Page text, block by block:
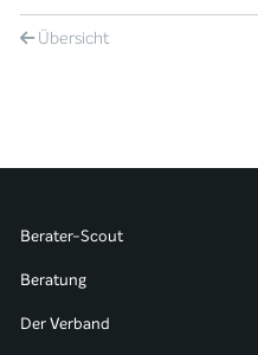
Übersicht
Berater-Scout
Beratung
Der Verband